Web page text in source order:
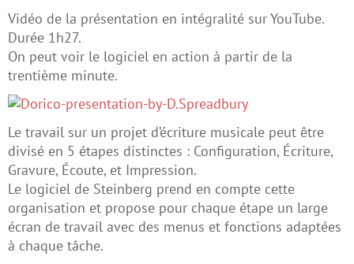
Vidéo de la présentation en intégralité sur YouTube.
Durée 1h27.
On peut voir le logiciel en action à partir de la
trentième minute.
Le travail sur un projet d’écriture musicale peut être
divisé en 5 étapes distinctes : Configuration, Écriture,
Gravure, Écoute, et Impression.
Le logiciel de Steinberg prend en compte cette
organisation et propose pour chaque étape un large
écran de travail avec des menus et fonctions adaptées
à chaque tâche.